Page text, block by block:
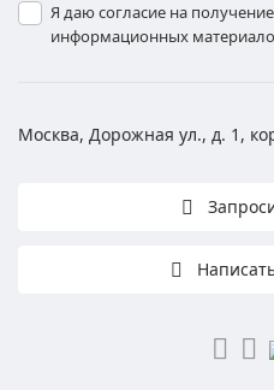
Я даю согласие на
информационных
Москва, Дорожная ул., д. 1,